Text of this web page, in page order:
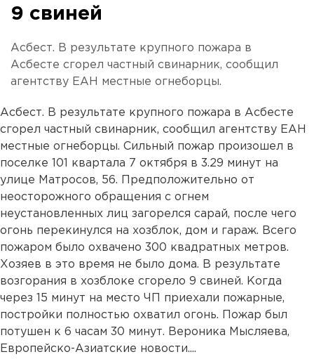
9 свиней
Асбест. В результате крупного пожара в
Асбесте сгорел частный свинарник, сообщил
агентству ЕАН местные огнеборцы.
Асбест. В результате крупного пожара в Асбесте
сгорел частный свинарник, сообщил агентству ЕАН
местные огнеборцы. Сильный пожар произошел в
поселке 101 квартала 7 октября в 3.29 минут на
улице Матросов, 56. Предположительно от
неосторожного обращения с огнем
неустановленных лиц загорелся сарай, после чего
огонь перекинулся на хозблок, дом и гараж. Всего
пожаром было охвачено 300 квадратных метров.
Хозяев в это время не было дома. В результате
возгорания в хозблоке сгорело 9 свиней. Когда
через 15 минут на место ЧП приехали пожарные,
постройки полностью охватил огонь. Пожар был
потушен к 6 часам 30 минут. Вероника Мысляева,
Европейско-Азиатские новости....